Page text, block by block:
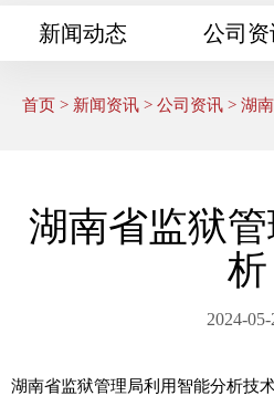
新闻动态 公司资
首页 > 新闻资讯 > 公司资讯 > 湖
湖南省监狱
析
2024-05-
湖南省监狱管理局利用智能分析技